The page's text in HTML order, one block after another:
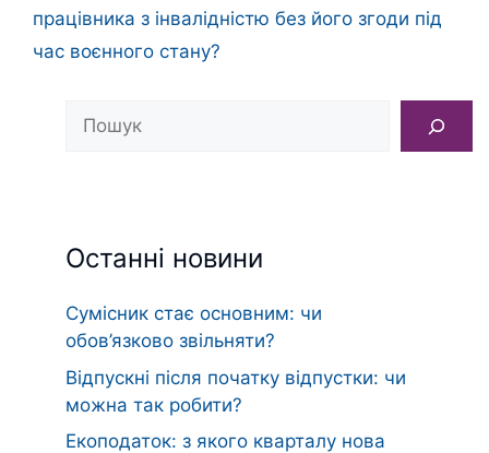
працівника з інвалідністю без його згоди під
час воєнного стану?
Пошук
Останні новини
Сумісник стає основним: чи
обов’язково звільняти?
Відпускні після початку відпустки: чи
можна так робити?
Екоподаток: з якого кварталу нова